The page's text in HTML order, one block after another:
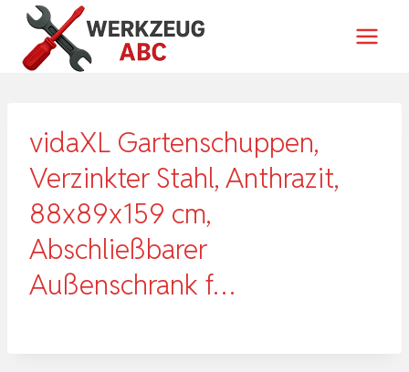
Zum
Inhalt
springen
vidaXL Gartenschuppen,
Verzinkter Stahl, Anthrazit,
88x89x159 cm,
Abschließbarer
Außenschrank f…